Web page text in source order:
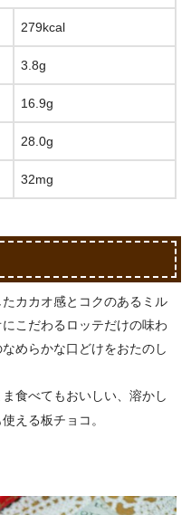
279kcal
3.8g
16.9g
28.0g
32mg
カカオ感とコクのあるミル
こだわるロッテだけの味わ
めらかな口どけをおたのし
食べてもおいしい、溶かし
える板チョコ。